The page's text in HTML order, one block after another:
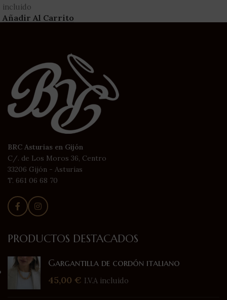
incluido
Añadir Al Carrito
BRC Asturias en Gijón
C/. de Los Moros 36, Centro
33206 Gijón - Asturias
T. 661 06 68 70
PRODUCTOS DESTACADOS
Gargantilla de cordón italiano
45,00 € I.V.A incluido